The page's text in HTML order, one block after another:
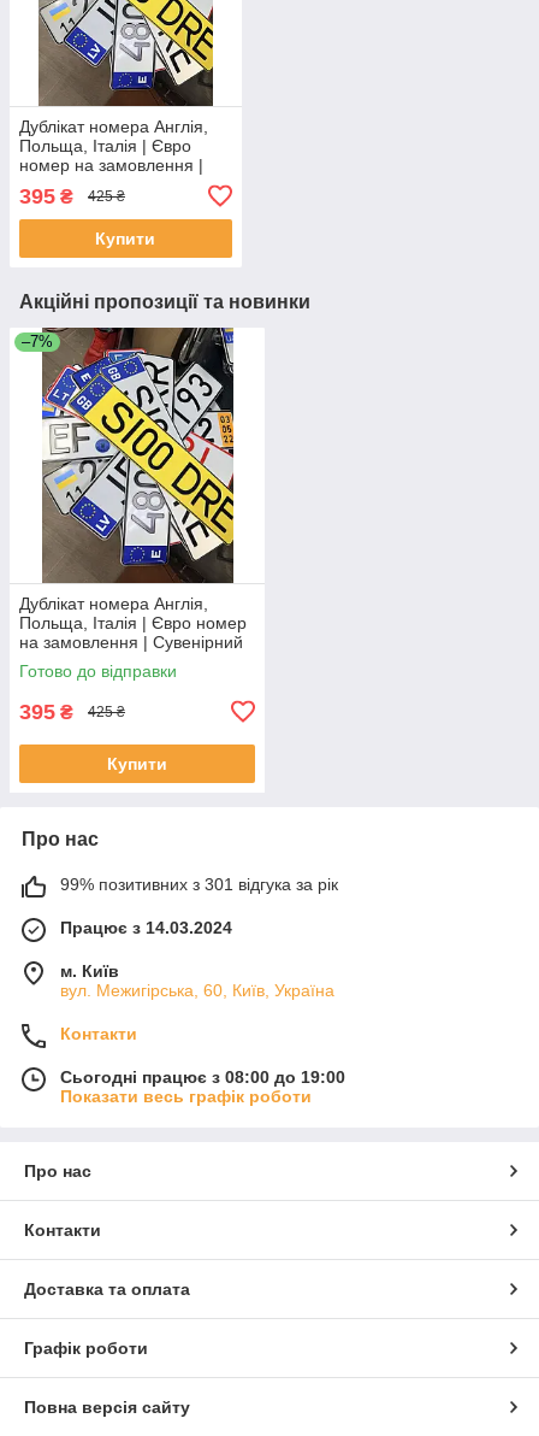
Дублікат номера Англія,
Польща, Італія | Євро
номер на замовлення |
395 ₴ 425 ₴
Купити
Акційні пропозиції та новинки
–7%
Дублікат номера Англія,
Польща, Італія | Євро номер
на замовлення | Сувенірний
знак литва
Готово до відправки
395 ₴ 425 ₴
Купити
Про нас
99% позитивних з 301 відгука за рік
Працює з 14.03.2024
м. Київ
вул. Межигірська, 60, Київ, Україна
Контакти
Сьогодні працює з 08:00 до 19:00
Показати весь графік роботи
Про нас
Контакти
Доставка та оплата
Графік роботи
Повна версія сайту